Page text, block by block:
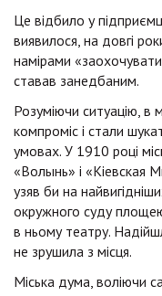
Це відбило у
виявилося, на довгі
намірами
ставав занедбаним.
Розуміючи ситуацію, в
компроміс і стали
умовах. У 1910 році
«Волынь» і «Кіевская
узяв би на
окружного суду
в ньому театру.
не зрушила з місця.
Міська дума, воліючи